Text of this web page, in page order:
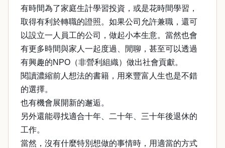
有時間為了家庭生計學習投資，或是花時間學習，
取得有利於轉職的證照。如果公司允許兼職，還可
以設立一人員工的公司，做起小本生意。當然也會
有更多時間與家人一起度過、閒聊，甚至可以透過
有興趣的NPO（非營利組織）做出社會貢獻。
閱讀濃縮前人想法的書籍，用來豐富人生也是不錯
的選擇。
也有機會展開新的邂逅。
另外還能尋找適合十年、二十年、三十年後退休的
工作。
當然，沒有什麼特別想做的事情時，用適當的方式